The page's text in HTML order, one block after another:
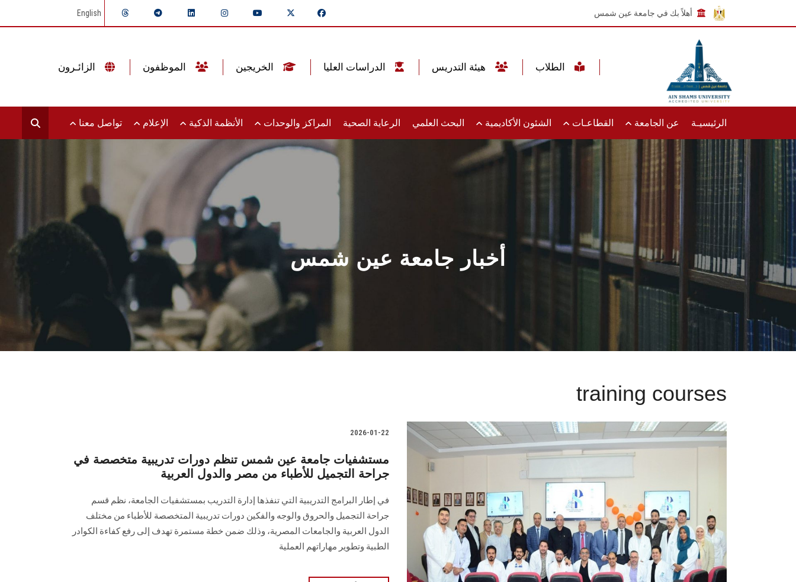
أهلاً بك في جامعة عين شمس English
الرئيسيـة عن الجامعة القطاعـات الشئون الأكاديمية البحث العلمي الرعاية الصحية المراكز والوحدات الأنظمة الذكية الإعلام تواصل معنا
أخبار جامعة عين شمس
training courses
2026-01-22
مستشفيات جامعة عين شمس تنظم دورات تدريبية متخصصة في
جراحة التجميل للأطباء من مصر والدول العربية
في إطار البرامج التدريبية التي تنفذها إدارة التدريب بمستشفيات الجامعة، نظم قسم
جراحة التجميل والحروق والوجه والفكين دورات تدريبية المتخصصة للأطباء من مختلف
الدول العربية والجامعات المصرية، وذلك ضمن خطة مستمرة تهدف إلى رفع كفاءة الكوادر
الطبية وتطوير مهاراتهم العملية